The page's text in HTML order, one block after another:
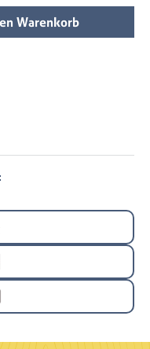
gewünschten
Warenkorb